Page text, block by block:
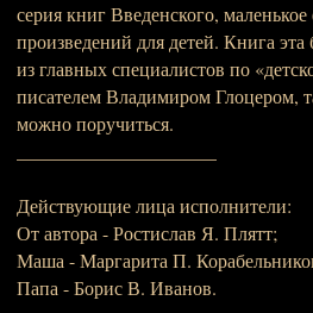
серия книг Введенского, маленькое
произведений для детей. Книга
из главных специалистов по
писателем Владимиром Глоцером,
можно поручиться.
Действующие лица исполнители:
От автора - Ростислав Я. Плятт;
Маша - Маргарита П.
Папа - Борис В. Иванов.